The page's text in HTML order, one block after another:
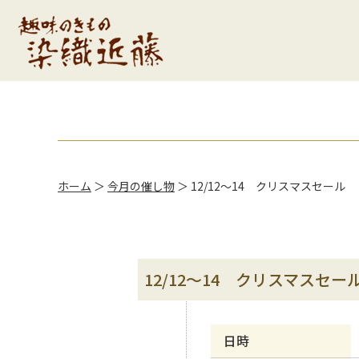
ホーム ＞ 今月の催し物 ＞ 12/12～14 クリスマスセール
12/12～14 クリスマスセー
日時